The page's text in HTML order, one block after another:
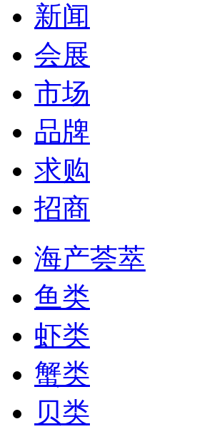
新闻
会展
市场
品牌
求购
招商
海产荟萃
鱼类
虾类
蟹类
贝类